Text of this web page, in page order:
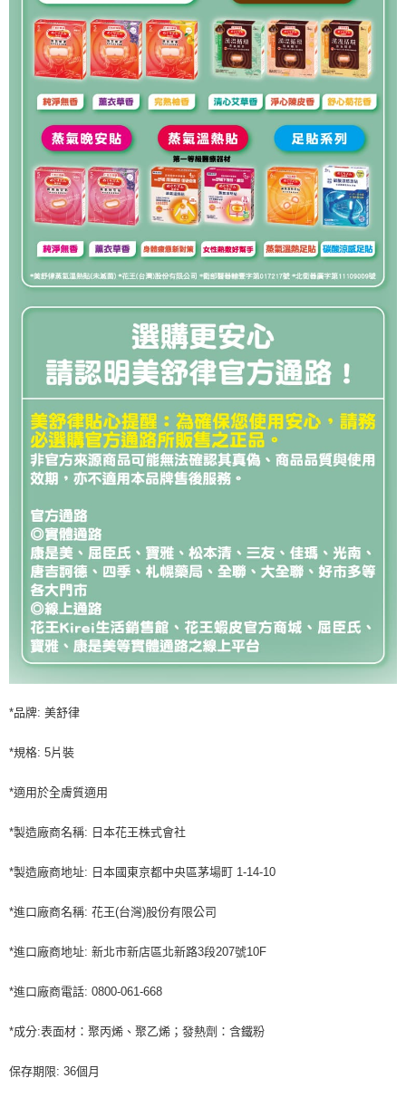
*品牌: 美舒律
*規格: 5片裝
*適用於全膚質適用
*製造廠商名稱: 日本花王株式會社
*製造廠商地址: 日本國東京都中央區茅場町 1-14-10
*進口廠商名稱: 花王(台灣)股份有限公司
*進口廠商地址: 新北市新店區北新路3段207號10F
*進口廠商電話: 0800-061-668
*成分:表面材：聚丙烯、聚乙烯；發熱劑：含鐵粉
保存期限: 36個月